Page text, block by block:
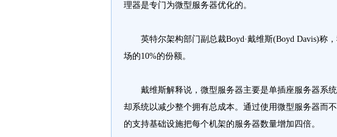
理器是专门为微型服务器优化的。
英特尔架构部门副总裁Boyd·戴维斯(Boyd Davis)称
场的10%的份额。
戴维斯解释说，微型服务器主要是单插座服务器系统
却系统以减少整个拥有总成本。通过使用微型服务器而
的支持基础设施把每个机架的服务器数量增加四倍。